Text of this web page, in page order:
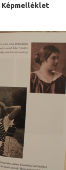
Képmelléklet